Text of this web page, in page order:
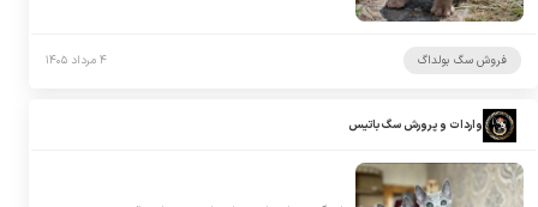
فروش سگ بولداگ ۴ مرداد ۱۴۰۵
واردات و پرورش سگ باتیس